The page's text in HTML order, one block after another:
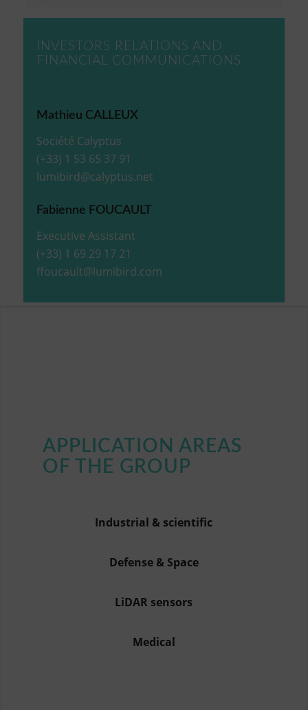
INVESTORS RELATIONS AND
FINANCIAL COMMUNICATIONS
Mathieu CALLEUX
Société Calyptus
(+33) 1 53 65 37 91
lumibird@calyptus.net
Fabienne FOUCAULT
Executive Assistant
(+33) 1 69 29 17 21
ffoucault@lumibird.com
APPLICATION AREAS
OF THE GROUP
Industrial & scientific
Defense & Space
LiDAR sensors
Medical